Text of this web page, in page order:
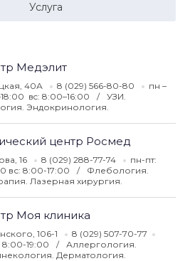
Услуга
Медэлит
40А 8 (029) 566-80-80
пн –
вc: 8:00–16:00
УЗИ.
Эндокринология.
центр Росмед
16 8 (029) 288-77-74
пн-пт:
вс: 8:00-17:00
Флебология.
Лазерная хирургия.
Моя клиника
106-1
8 (029) 507-70-77
8:00-19:00
Аллергология.
Дерматология.